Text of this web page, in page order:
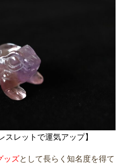
スレットで運気アップ】
ッズとして長らく知名度を得て